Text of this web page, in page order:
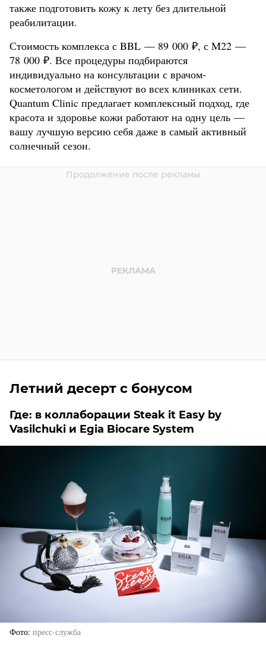
также подготовить кожу к лету без длительной
реабилитации.
Стоимость комплекса с BBL — 89 000 ₽, с M22 —
78 000 ₽. Все процедуры подбираются
индивидуально на консультации с врачом-
косметологом и действуют во всех клиниках сети.
Quantum Clinic предлагает комплексный подход, где
красота и здоровье кожи работают на одну цель —
вашу лучшую версию себя даже в самый активный
солнечный сезон.
Летний десерт с бонусом
Где: в коллаборации Steak it Easy by
Vasilchuki и Egia Biocare System
Фото пресс-служба